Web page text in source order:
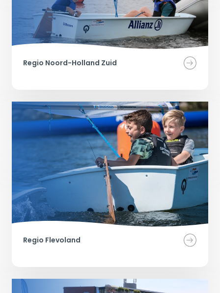
Regio Noord-Holland Zuid
Regio Flevoland